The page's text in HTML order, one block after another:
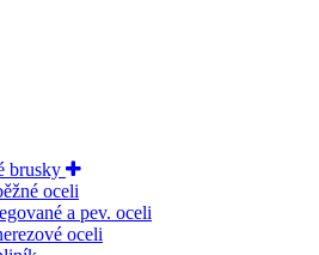
brusky
oceli
a pev. oceli
oceli